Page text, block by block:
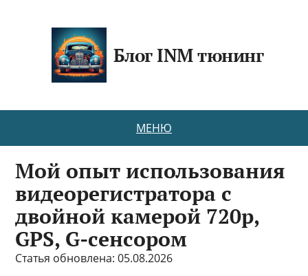
Блог INM тюнинг
МЕНЮ
Мой опыт использования
видеорегистратора с
двойной камерой 720p,
GPS, G-сенсором
Статья обновлена: 05.08.2026